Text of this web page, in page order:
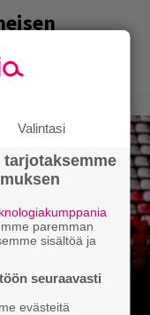
sillä
Valintasi
paremman
sisältöä ja
seuraavasti
evästeitä